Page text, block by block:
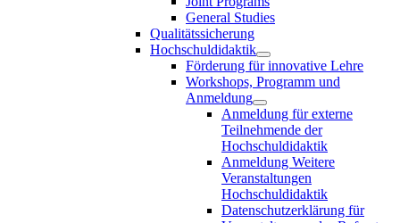
General Studies
Qualitätssicherung
Hochschuldidaktik
Förderung für innovative Lehre
Workshops, Programm und
Anmeldung
Anmeldung für externe
Teilnehmende der
Hochschuldidaktik
Anmeldung Weitere
Veranstaltungen
Hochschuldidaktik
Datenschutzerklärung für